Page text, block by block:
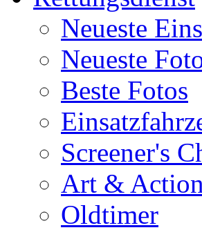
Neueste
Neueste
Beste Fotos
Screener's
Art &
Oldtimer